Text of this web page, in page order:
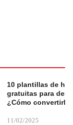
10 plantillas de
gratuitas para
¿Cómo convertirla
11/02/2025